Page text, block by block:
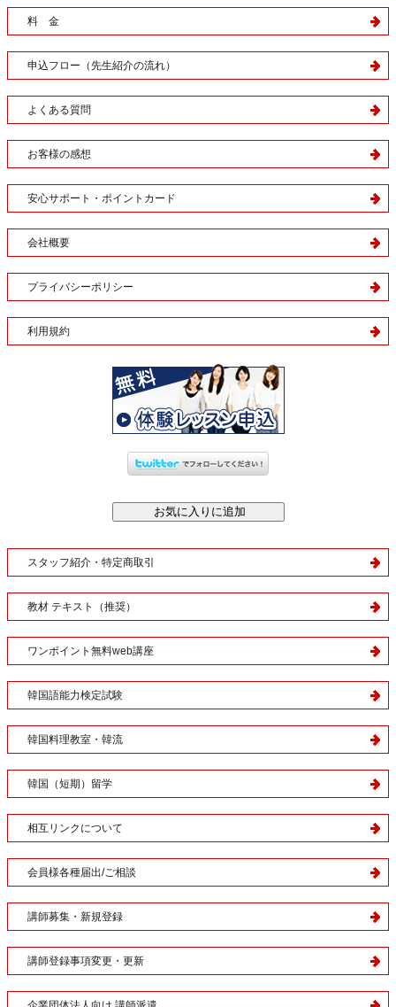
料 金
申込フロー（先生紹介の流れ）
よくある質問
お客様の感想
安心サポート・ポイントカード
会社概要
プライバシーポリシー
利用規約
スタッフ紹介・特定商取引
教材 テキスト（推奨）
ワンポイント無料web講座
韓国語能力検定試験
韓国料理教室・韓流
韓国（短期）留学
相互リンクについて
会員様各種届出/ご相談
講師募集・新規登録
講師登録事項変更・更新